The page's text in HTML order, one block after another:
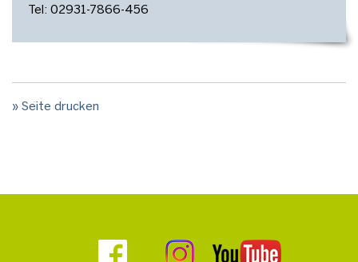
Tel: 02931-7866-456
» Seite drucken